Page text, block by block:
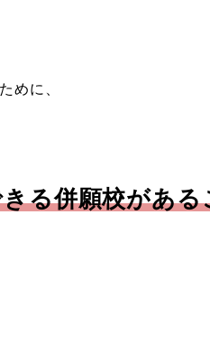
めに、
る併願校がある